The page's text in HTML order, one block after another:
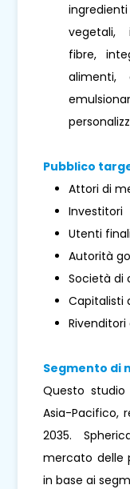
vegetali,
fibre,
alimenti,
Pubblico
Attori di
Investitori
Utenti finali
Autorità
Società di
Capitalisti
Segmento di
Questo
Asia-Pacifico,
2035.
mercato delle
in base ai